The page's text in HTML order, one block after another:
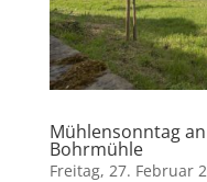
Mühlensonntag
Bohrmühle
Freitag, 27. Februar